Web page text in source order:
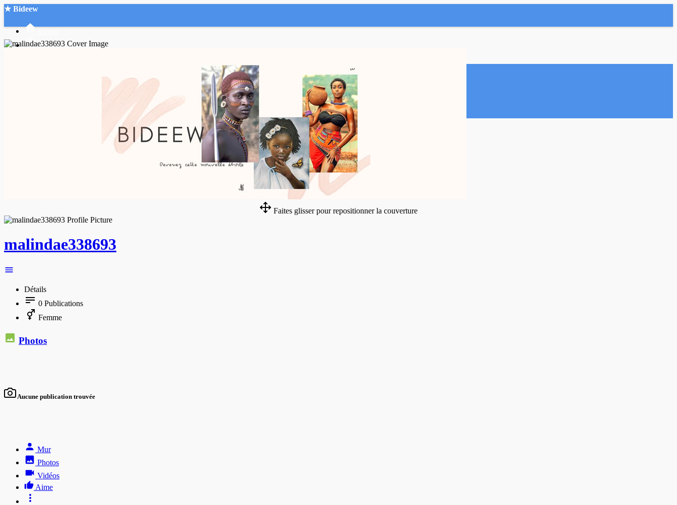
★ Bideew
Faites glisser pour repositionner la couverture
malindae338693
Détails
0 Publications
Femme
Photos
Aucune publication trouvée
Mur
Photos
Vidéos
Aime